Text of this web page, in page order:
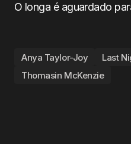
O longa é aguardado
Anya Taylor-Joy
Last
Thomasin McKenzie